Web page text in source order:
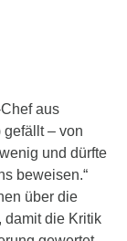
aus
gefällt – von
und dürfte
beweisen.“
über die
damit die Kritik